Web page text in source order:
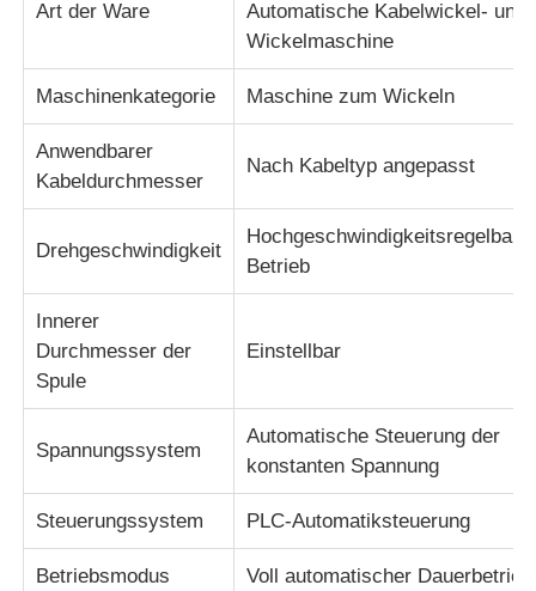
Drahtverdrängungslinie
Drahtschiffbruchmaschine
Doppeldrehmaschine
Gepanzerte Maschine
Einzelne Torsions-Maschine
Kabelmaschine
Art der Ware
Automatische Kabelwickel- und
Wickelmaschine
Maschinenkategorie Maschine zum Wickeln
Anwendbarer
Kabeldurchmesser
Nach Kabeltyp angepasst
Drehgeschwindigkeit
Betrieb
Innerer
Durchmesser der
Spule
Einstellbar
Spannungssystem
Automatische Steuerung der
konstanten Spannung
Steuerungssystem PLC-Automatiksteuerung
Betriebsmodus Voll automatischer Dauerbetrieb